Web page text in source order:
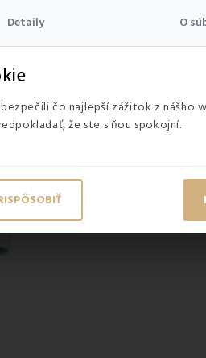
Detaily O
čo najlepší zážitok z nášho
že ste s ňou spokojní.